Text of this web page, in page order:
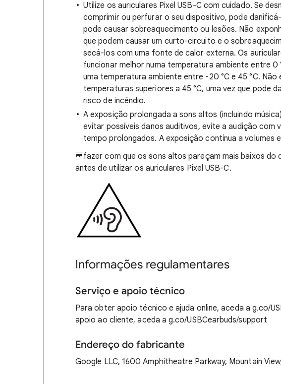
Utilize os auriculares Pixel USB-C com cuidado. Se
comprimir ou perfurar o seu dispositivo, pode
pode causar sobreaquecimento ou lesões. Não
que podem causar um curto-circuito e o
secá-los com uma fonte de calor externa. Os
funcionar melhor numa temperatura ambiente entre 0
uma temperatura ambiente entre -20 °C e 45 °C. Não
temperaturas superiores a 45 °C, uma vez que pode
risco de incêndio.
A exposição prolongada a sons altos (incluindo
evitar possíveis danos auditivos, evite a audição com
tempo prolongados. A exposição contínua a volumes
fazer com que os sons altos pareçam mais baixos do
antes de utilizar os auriculares Pixel USB-C.
Informações regulamentares
Serviço e apoio técnico
Para obter apoio técnico e ajuda online, aceda a g.co/
apoio ao cliente, aceda a g.co/USBCearbuds/support
Endereço do fabricante
Google LLC, 1600 Amphitheatre Parkway, Mountain